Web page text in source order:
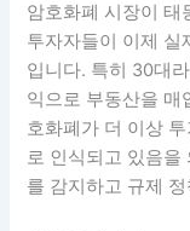
암호화폐 시장이 태
투자자들이 이제 실
입니다. 특히 30대
익으로 부동산을 매
호화폐가 더 이상
로 인식되고 있음을
를 감지하고 규제